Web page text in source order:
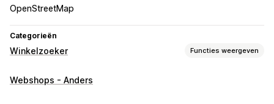
OpenStreetMap
Categorieën
Winkelzoeker Functies weergeven
Weergaveopties
Webshops - Anders